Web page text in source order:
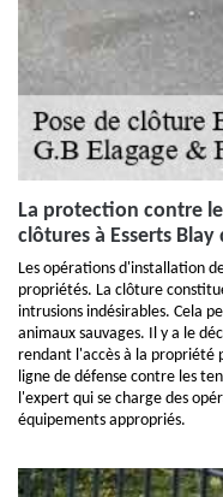
La protection contre
clôtures à Esserts Blay
Les opérations d'installation
propriétés. La clôture
intrusions indésirables. Cela
animaux sauvages. Il y a le
rendant l'accès à la propriété
ligne de défense contre les
l'expert qui se charge des
équipements appropriés.